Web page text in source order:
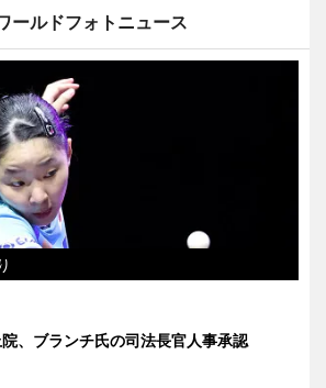
ールドフォトニュース
、ブランチ氏の司法長官人事承認